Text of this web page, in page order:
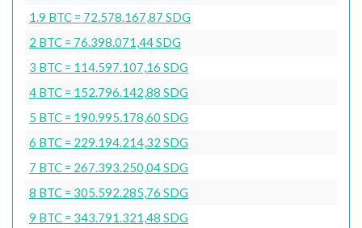
1.9 BTC = 72.578.167,87 SDG
2 BTC = 76.398.071,44 SDG
3 BTC = 114.597.107,16 SDG
4 BTC = 152.796.142,88 SDG
5 BTC = 190.995.178,60 SDG
6 BTC = 229.194.214,32 SDG
7 BTC = 267.393.250,04 SDG
8 BTC = 305.592.285,76 SDG
9 BTC = 343.791.321,48 SDG